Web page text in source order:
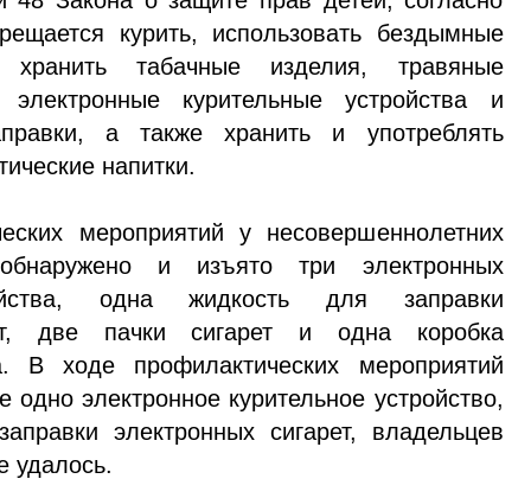
курить, использовать бездымные
хранить табачные изделия, травяные
курительные устройства и
а также хранить и употреблять
напитки.
мероприятий у несовершеннолетних
и изъято три электронных
одна жидкость для заправки
две пачки сигарет и одна коробка
В ходе профилактических мероприятий
электронное курительное устройство,
электронных сигарет, владельцев
удалось.